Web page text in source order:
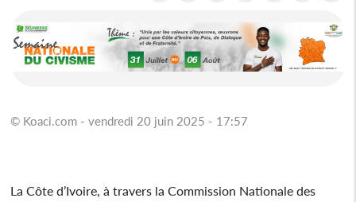
© Koaci.com - vendredi 20 juin 2025 - 17:57
La Côte d’Ivoire, à travers la Commission Nationale des